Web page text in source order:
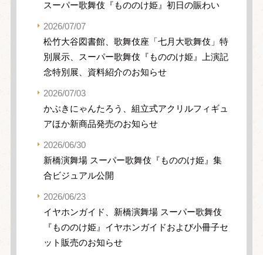
スーパー歌舞伎『もののけ姫』初日の賑わい
2026/07/07
松竹大谷図書館、歌舞伎座「七月大歌舞伎」特
別展示、スーパー歌舞伎『もののけ姫』上演記
念特別展、資料紹介のお知らせ
2026/07/03
かぶきにゃんたろう、組立式アクリルフィギュ
アほか新商品発売のお知らせ
2026/06/30
新橋演舞場 スーパー歌舞伎『もののけ姫』集
合ビジュアル公開
2026/06/23
イヤホンガイド、新橋演舞場 スーパー歌舞伎
『もののけ姫』イヤホンガイドおよび小冊子セ
ット販売のお知らせ